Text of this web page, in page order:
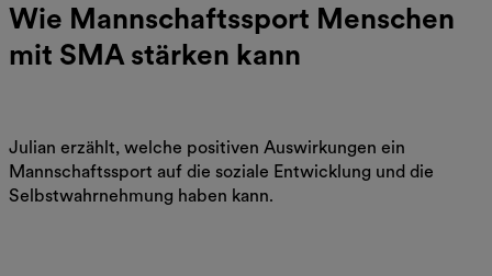
Wie Mannschaftssport Menschen
mit SMA stärken kann
Julian erzählt, welche positiven Auswirkungen ein
Mannschaftssport auf die soziale Entwicklung und die
Selbstwahrnehmung haben kann.